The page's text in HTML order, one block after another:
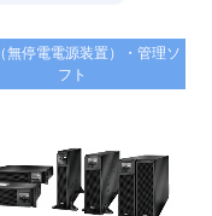
無停電電源装置）・管理ソ
フト